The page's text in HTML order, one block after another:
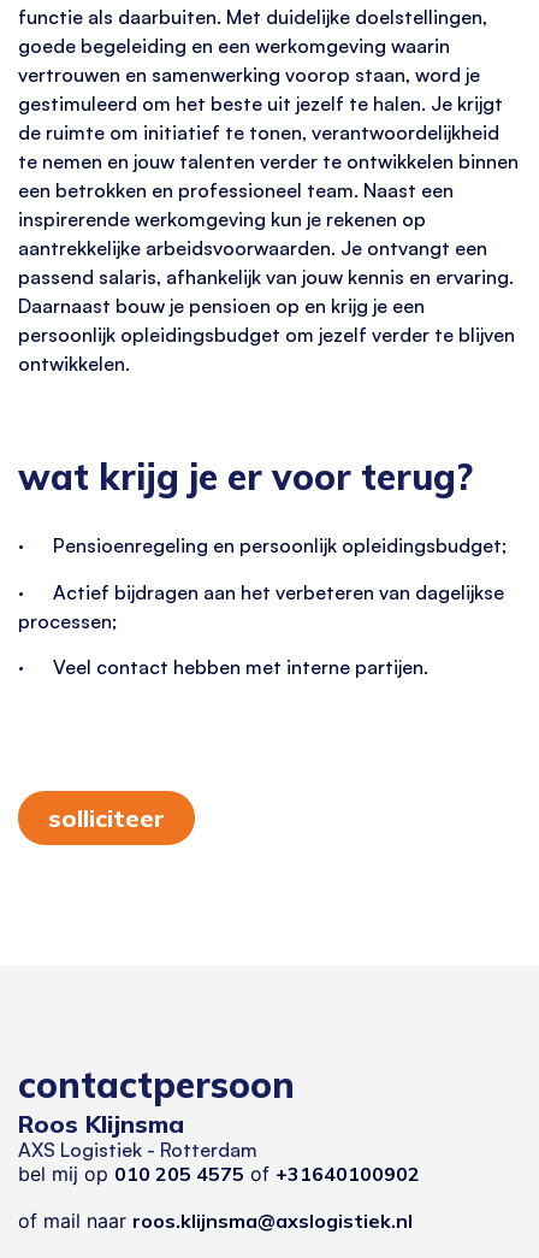
functie als daarbuiten. Met duidelijke doelstellingen,
goede begeleiding en een werkomgeving waarin
vertrouwen en samenwerking voorop staan, word je
gestimuleerd om het beste uit jezelf te halen. Je krijgt
de ruimte om initiatief te tonen, verantwoordelijkheid
te nemen en jouw talenten verder te ontwikkelen binnen
een betrokken en professioneel team. Naast een
inspirerende werkomgeving kun je rekenen op
aantrekkelijke arbeidsvoorwaarden. Je ontvangt een
passend salaris, afhankelijk van jouw kennis en ervaring.
Daarnaast bouw je pensioen op en krijg je een
persoonlijk opleidingsbudget om jezelf verder te blijven
ontwikkelen.
wat krijg je er voor terug?
· Pensioenregeling en persoonlijk opleidingsbudget;
· Actief bijdragen aan het verbeteren van dagelijkse
processen;
· Veel contact hebben met interne partijen.
solliciteer
contactpersoon
Roos Klijnsma
AXS Logistiek - Rotterdam
bel mij op 010 205 4575 of +31640100902
of mail naar roos.klijnsma@axslogistiek.nl